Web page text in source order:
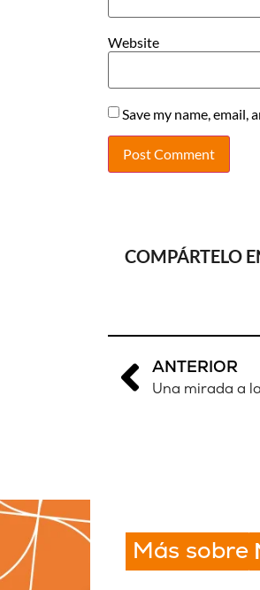
Website
Save my name,
COMPÁRTELO
ANTERIOR
Una mirada a
Más sobre